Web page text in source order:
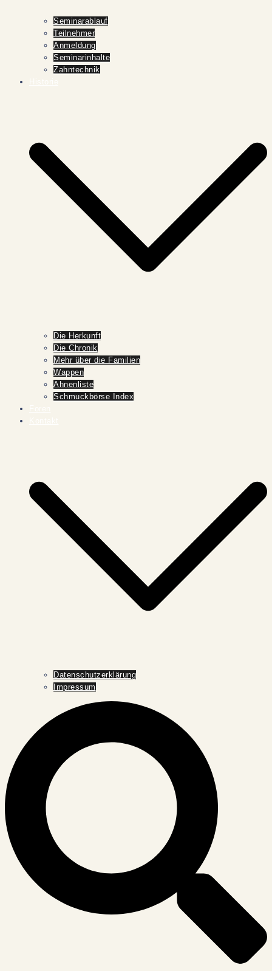
Seminarablauf
Teilnehmer
Anmeldung
Seminarinhalte
Zahntechnik
Die Herkunft
Die Chronik
Mehr über die Familien
Wappen
Ahnenliste
Schmuckbörse Index
Datenschutzerklärung
Impressum